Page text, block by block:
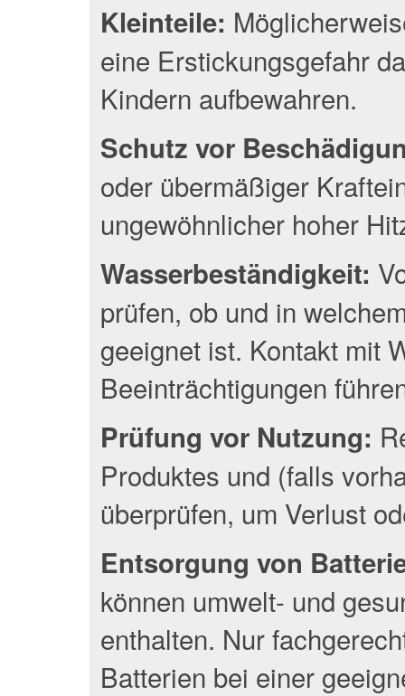
Kleinteile:
eine Erstickungsgefahr
Kindern aufbewahren.
Schutz vor
oder übermäßiger
ungewöhnlicher hoher
Wasserbeständigkeit:
prüfen, ob und in
geeignet ist. Kontakt mit
Beeinträchtigungen
Prüfung vor Nutzung:
Produktes und (falls
überprüfen, um Verlust
Entsorgung von
können umwelt- und
enthalten. Nur
Batterien bei einer